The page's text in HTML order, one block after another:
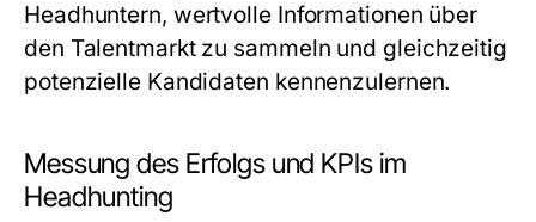
Headhuntern, wertvolle Informationen über
den Talentmarkt zu sammeln und gleichzeitig
potenzielle Kandidaten kennenzulernen.
Messung des Erfolgs und KPIs im
Headhunting